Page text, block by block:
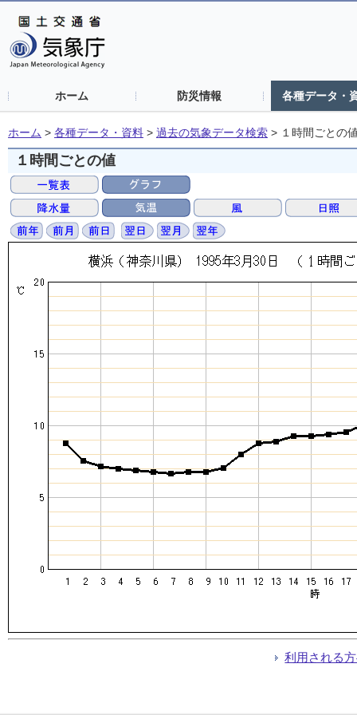
ホーム 防災情報 各種データ・
ホーム > 各種データ・資料 > 過去の気象データ検索 > １時間ごとの
１時間ごとの値
利用される